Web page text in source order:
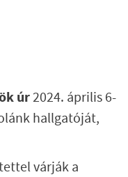
úr2024. április 6-
hallgatóját,
várjáka